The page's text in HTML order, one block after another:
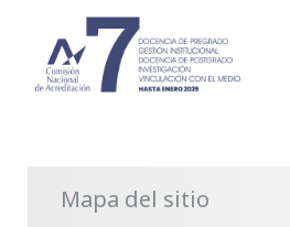
Mapa del sitio